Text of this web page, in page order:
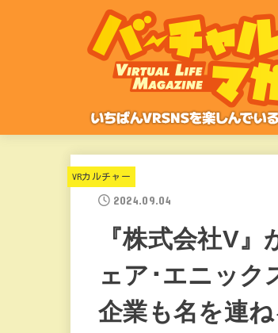
VRカルチャー
2024.09.04
『株式会社V
ェア･エニック
企業も名を連